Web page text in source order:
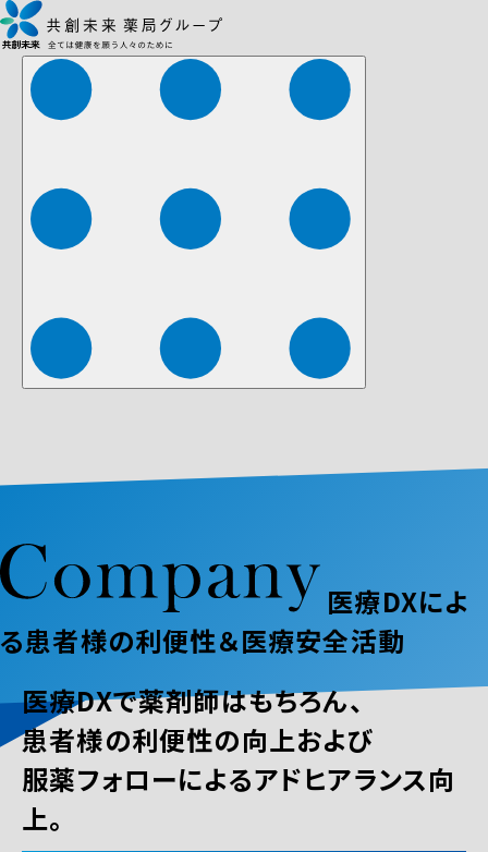
株式会社ファーマみらい 株式会社ストレチア
医療DXによ
る患者様の利便性＆医療安全活動
医療DXで薬剤師はもちろん、
患者様の利便性の向上および
服薬フォローによるアドヒアランス向
上。